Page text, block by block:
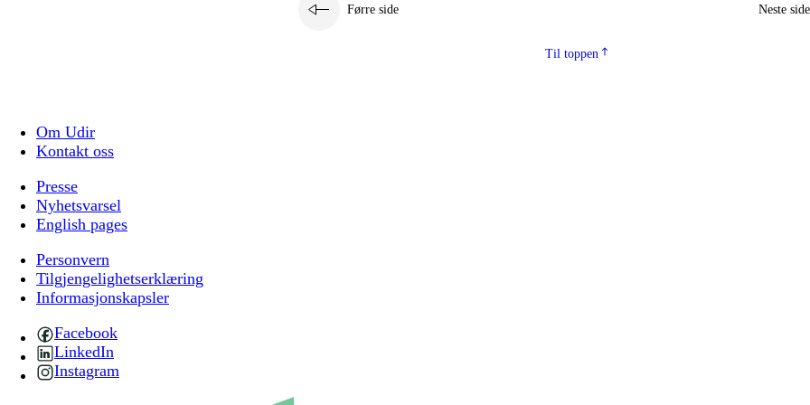
Førre side Neste side
Til toppen
Om Udir
Kontakt oss
Presse
Nyhetsvarsel
English pages
Personvern
Tilgjengelighetserklæring
Informasjonskapsler
Facebook
LinkedIn
Instagram